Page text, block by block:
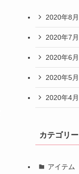
2020年8月
2020年7月
2020年6月
2020年5月
2020年4月
カテゴリー
アイテム